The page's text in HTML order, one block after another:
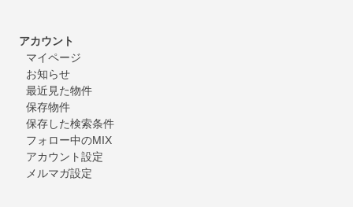
アカウント
マイページ
お知らせ
最近見た物件
保存物件
保存した検索条件
フォロー中のMIX
アカウント設定
メルマガ設定